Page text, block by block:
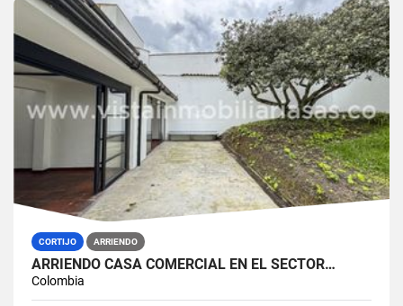
CORTIJO ARRIENDO
ARRIENDO CASA COMERCIAL EN EL SECTOR…
Colombia